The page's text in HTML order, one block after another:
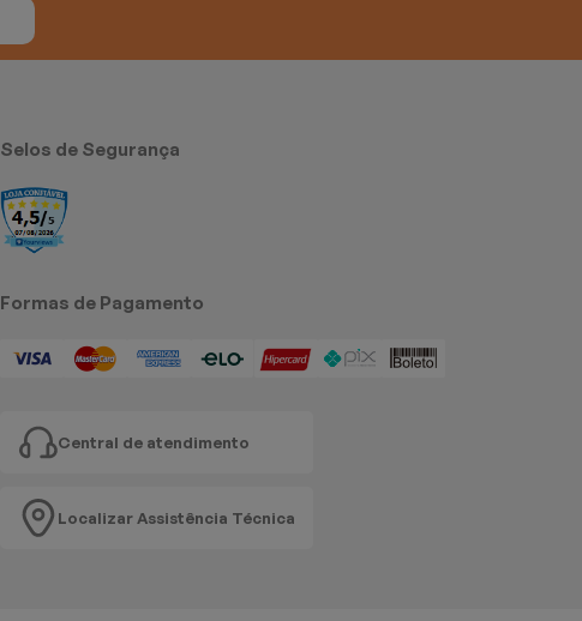
Selos de Segurança
Formas de Pagamento
Central de atendimento
Localizar Assistência Técnica